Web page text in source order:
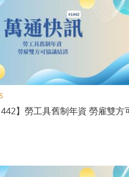
】勞工具舊制年資 勞雇雙方